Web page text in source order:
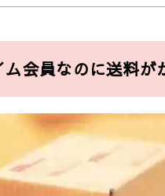
会員なのに送料が